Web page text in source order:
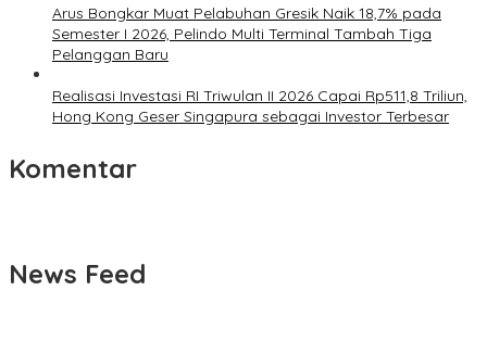
Arus Bongkar Muat Pelabuhan Gresik Naik 18,7% pada
Semester I 2026, Pelindo Multi Terminal Tambah Tiga
Pelanggan Baru
Realisasi Investasi RI Triwulan II 2026 Capai Rp511,8 Triliun,
Hong Kong Geser Singapura sebagai Investor Terbesar
Komentar
News Feed